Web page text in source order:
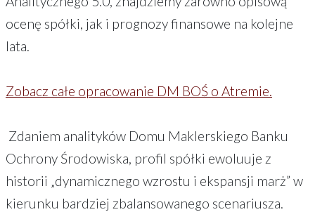
ocenę spółki, jak i prognozy finansowe na kolejne
lata.
Zobacz całe opracowanie DM BOŚ o Atremie.
Zdaniem analityków Domu Maklerskiego Banku
Ochrony Środowiska, profil spółki ewoluuje z
historii „dynamicznego wzrostu i ekspansji marż” w
kierunku bardziej zbalansowanego scenariusza.